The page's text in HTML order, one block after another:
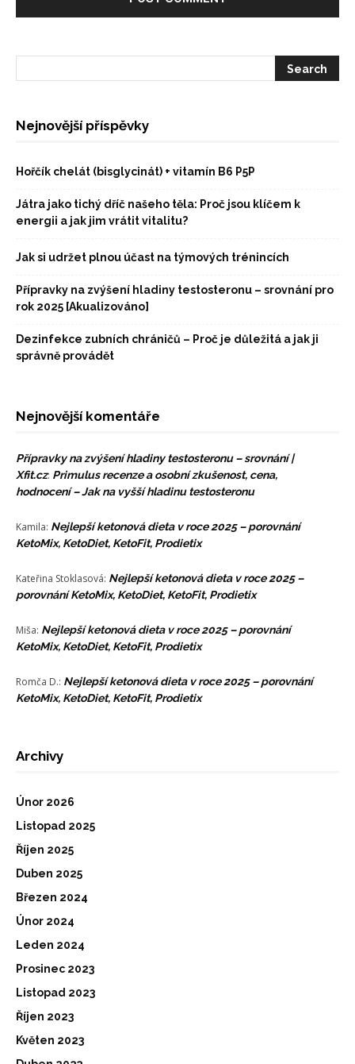
Nejnovější příspěvky
Hořčík chelát (bisglycinát) + vitamín B6 P5P
Játra jako tichý dříč našeho těla: Proč jsou klíčem k
energii a jak jim vrátit vitalitu?
Jak si udržet plnou účast na týmových trénincích
Přípravky na zvýšení hladiny testosteronu – srovnání pro
rok 2025 [Akualizováno]
Dezinfekce zubních chráničů – Proč je důležitá a jak ji
správně provádět
Nejnovější komentáře
Přípravky na zvýšení hladiny testosteronu – srovnání |
Xfit.cz: Primulus recenze a osobní zkušenost, cena,
hodnocení – Jak na vyšší hladinu testosteronu
Kamila: Nejlepší ketonová dieta v roce 2025 – porovnání
KetoMix, KetoDiet, KetoFit, Prodietix
Kateřina Stoklasová: Nejlepší ketonová dieta v roce 2025 –
porovnání KetoMix, KetoDiet, KetoFit, Prodietix
Miša: Nejlepší ketonová dieta v roce 2025 – porovnání
KetoMix, KetoDiet, KetoFit, Prodietix
Romča D.: Nejlepší ketonová dieta v roce 2025 – porovnání
KetoMix, KetoDiet, KetoFit, Prodietix
Archivy
Únor 2026
Listopad 2025
Říjen 2025
Duben 2025
Březen 2024
Únor 2024
Leden 2024
Prosinec 2023
Listopad 2023
Říjen 2023
Květen 2023